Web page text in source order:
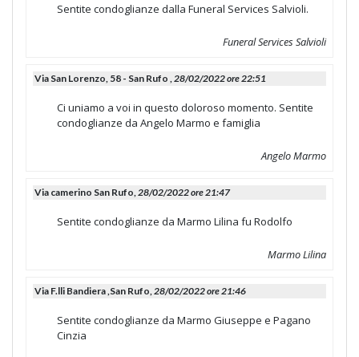
Sentite condoglianze dalla Funeral Services Salvioli.
Funeral Services Salvioli
Via San Lorenzo, 58 - San Rufo , 28/02/2022 ore 22:51
Ci uniamo a voi in questo doloroso momento. Sentite
condoglianze da Angelo Marmo e famiglia
Angelo Marmo
Via camerino San Rufo, 28/02/2022 ore 21:47
Sentite condoglianze da Marmo Lilina fu Rodolfo
Marmo Lilina
Via F.lli Bandiera ,San Rufo, 28/02/2022 ore 21:46
Sentite condoglianze da Marmo Giuseppe e Pagano
Cinzia